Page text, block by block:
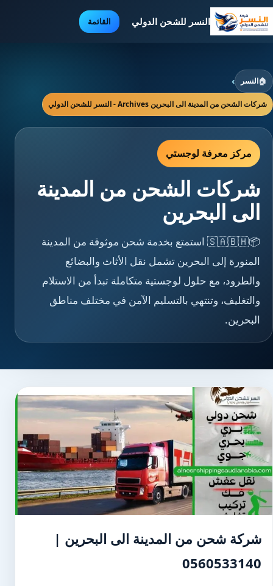
النسر للشحن الدولي القائمة
🏠النسر ›
شركات الشحن من المدينة الى البحرين Archives - النسر للشحن الدولي
مركز معرفة لوجستي
شركات الشحن من المدينة
الى البحرين
📦🇸🇦🇧🇭 استمتع بخدمة شحن موثوقة من المدينة
المنورة إلى البحرين تشمل نقل الأثاث والبضائع
والطرود، مع حلول لوجستية متكاملة تبدأ من الاستلام
والتغليف، وتنتهي بالتسليم الآمن في مختلف مناطق
البحرين.
شركة شحن من المدينة الى البحرين |
0560533140